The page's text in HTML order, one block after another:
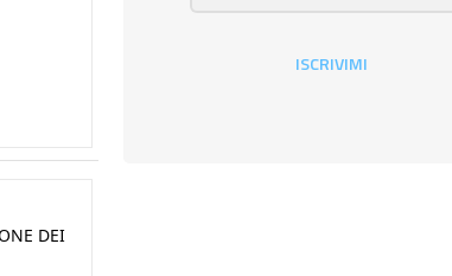
DEI
ISCRIVIMI